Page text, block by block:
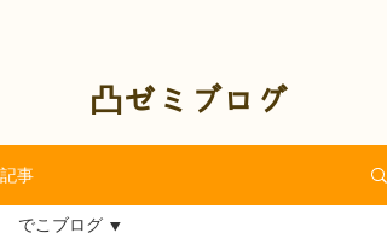
凸ゼミブログ
記事
でこブログ